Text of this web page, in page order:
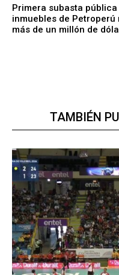
Primera subasta pública
inmuebles de Petroperú
más de un millón de
TAMBIÉN